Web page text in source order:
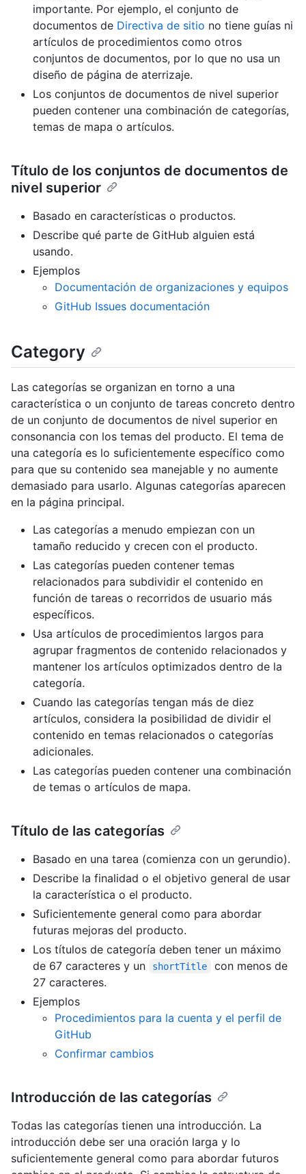
importante. Por ejemplo, el conjunto de
documentos de Directiva de sitio no tiene guías ni
artículos de procedimientos como otros
conjuntos de documentos, por lo que no usa un
diseño de página de aterrizaje.
Los conjuntos de documentos de nivel superior
pueden contener una combinación de categorías,
temas de mapa o artículos.
Título de los conjuntos de documentos de
nivel superior
Basado en características o productos.
Describe qué parte de GitHub alguien está
usando.
Ejemplos
Documentación de organizaciones y equipos
GitHub Issues documentación
Category
Las categorías se organizan en torno a una
característica o un conjunto de tareas concreto dentro
de un conjunto de documentos de nivel superior en
consonancia con los temas del producto. El tema de
una categoría es lo suficientemente específico como
para que su contenido sea manejable y no aumente
demasiado para usarlo. Algunas categorías aparecen
en la página principal.
Las categorías a menudo empiezan con un
tamaño reducido y crecen con el producto.
Las categorías pueden contener temas
relacionados para subdividir el contenido en
función de tareas o recorridos de usuario más
específicos.
Usa artículos de procedimientos largos para
agrupar fragmentos de contenido relacionados y
mantener los artículos optimizados dentro de la
categoría.
Cuando las categorías tengan más de diez
artículos, considera la posibilidad de dividir el
contenido en temas relacionados o categorías
adicionales.
Las categorías pueden contener una combinación
de temas o artículos de mapa.
Título de las categorías
Basado en una tarea (comienza con un gerundio).
Describe la finalidad o el objetivo general de usar
la característica o el producto.
Suficientemente general como para abordar
futuras mejoras del producto.
Los títulos de categoría deben tener un máximo
de 67 caracteres y un
shortTitle
con menos de
27 caracteres.
Ejemplos
Procedimientos para la cuenta y el perfil de
GitHub
Confirmar cambios
Introducción de las categorías
Todas las categorías tienen una introducción. La
introducción debe ser una oración larga y lo
suficientemente general como para abordar futuros